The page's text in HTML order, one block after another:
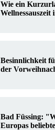
Wie ein
Wellnessauszeit
Besinnlichkeit
der
Bad Füssing:
Europas